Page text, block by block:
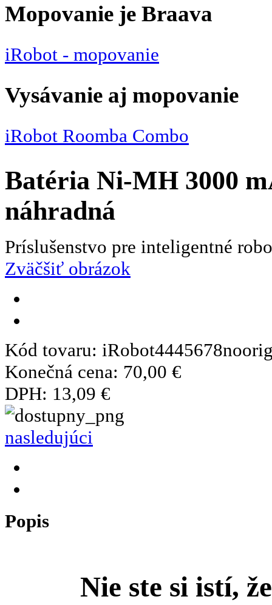
Mopovanie je Braava
iRobot - mopovanie
Vysávanie aj mopovanie
iRobot Roomba Combo
Batéria Ni-MH 3000
náhradná
Príslušenstvo pre inteligentné
Zväčšiť obrázok
Kód tovaru:
Konečná cena: 70,00 €
DPH: 13,09 €
nasledujúci
Popis
Nie ste si istí,